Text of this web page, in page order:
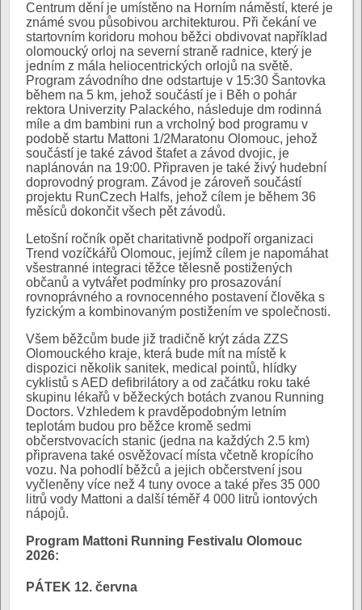
Centrum dění je umístěno na Horním náměstí, které je
známé svou působivou architekturou. Při čekání ve
startovním koridoru mohou běžci obdivovat například
olomoucký orloj na severní straně radnice, který je
jedním z mála heliocentrických orlojů na světě.
Program závodního dne odstartuje v 15:30 Šantovka
během na 5 km, jehož součástí je i Běh o pohár
rektora Univerzity Palackého, následuje dm rodinná
míle a dm bambini run a vrcholný bod programu v
podobě startu Mattoni 1/2Maratonu Olomouc, jehož
součástí je také závod štafet a závod dvojic, je
naplánován na 19:00. Připraven je také živý hudební
doprovodný program. Závod je zároveň součástí
projektu RunCzech Halfs, jehož cílem je během 36
měsíců dokončit všech pět závodů.
Letošní ročník opět charitativně podpoří organizaci
Trend vozíčkářů Olomouc, jejímž cílem je napomáhat
všestranné integraci těžce tělesně postižených
občanů a vytvářet podmínky pro prosazování
rovnoprávného a rovnocenného postavení člověka s
fyzickým a kombinovaným postižením ve společnosti.
Všem běžcům bude již tradičně krýt záda ZZS
Olomouckého kraje, která bude mít na místě k
dispozici několik sanitek, medical pointů, hlídky
cyklistů s AED defibrilátory a od začátku roku také
skupinu lékařů v běžeckých botách zvanou Running
Doctors. Vzhledem k pravděpodobným letním
teplotám budou pro běžce kromě sedmi
občerstvovacích stanic (jedna na každých 2.5 km)
připravena také osvěžovací místa včetně kropícího
vozu. Na pohodlí běžců a jejich občerstvení jsou
vyčleněny více než 4 tuny ovoce a také přes 35 000
litrů vody Mattoni a další téměř 4 000 litrů iontových
nápojů.
Program Mattoni Running Festivalu Olomouc
2026:
PÁTEK 12. června